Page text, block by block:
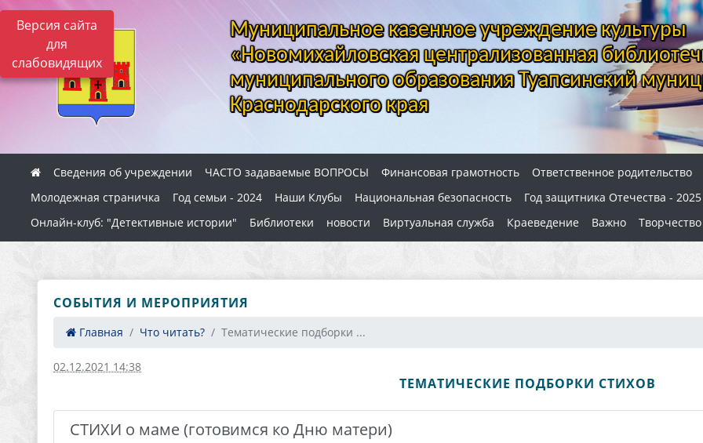
Версия сайта
для
слабовидящих
Муниципальное казенное учреждение культуры
«Новомихайловская централизованная
муниципального образования Туапсинский
Краснодарского края
Сведения об учреждении ЧАСТО задаваемые ВОПРОСЫ Финансовая грамотность
Ответственное родительство
Молодежная страничка
Год семьи - 2024 Наши Клубы Национальная безопасность
Год защитника Отечества - 2025
Онлайн-клуб: "Детективные истории"
Библиотеки новости Виртуальная служба Краеведение Важно
СОБЫТИЯ И МЕРОПРИЯТИЯ
Главная Что читать? Тематические подборки ...
02.12.2021 14:38
ТЕМАТИЧЕСКИЕ ПОДБОРКИ СТИХОВ
СТИХИ о маме (готовимся ко Дню матери)